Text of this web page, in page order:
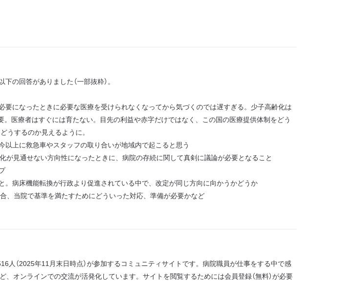
回答がありました（一部抜粋）。
になったときに必要な医療を受けられなくなってから気づくのでは遅すぎる。少子高齢化は
医療者はすぐには育たない。目先の利益や赤字だけではなく、この国の医療提供体制をどう
うするのか見えるように。
上に救急車やスタッフの取り合いが地域内で起こると思う
見通せない方向性になったときに、病院の存続に関して真剣に議論が必要となること
病床機能転換が行政より促進されている中で、改定が同じ方向に向かうかどうか
、当院で基準を満たすためにどういった対応、準備が必要かなど
人（2025年11月末日時点）が参加するコミュニティサイトです。病院職員が仕事をする中で感
オンラインでの交流が活発化しています。サイトを閲覧するためには会員登録（無料）が必要